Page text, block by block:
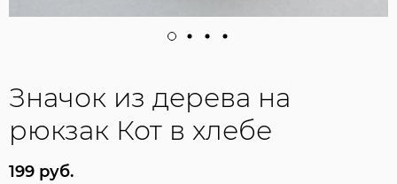
Значок из дерева на
рюкзак Кот в хлебе
199 руб.